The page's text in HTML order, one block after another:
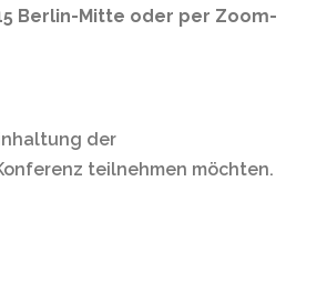
Berlin-Mitte oder per Zoom-
der
teilnehmen möchten.